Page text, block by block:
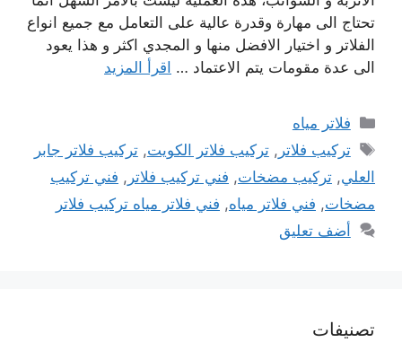
تحتاج الى مهارة وقدرة عالية على التعامل مع جميع انواع
الفلاتر و اختيار الافضل منها و المجدي اكثر و هذا يعود
الى عدة مقومات يتم الاعتماد … اقرأ المزيد
التصنيفات
فلاتر مياه
الوسوم
تركيب فلاتر ,تركيب فلاتر الكويت,تركيب فلاتر جابر
العلي, تركيب مضخات, فني تركيب فلاتر , فني تركيب
مضخات, فني فلاتر مياه, فني فلاتر مياه تركيب فلاتر
أضف تعليق
تصنيفات